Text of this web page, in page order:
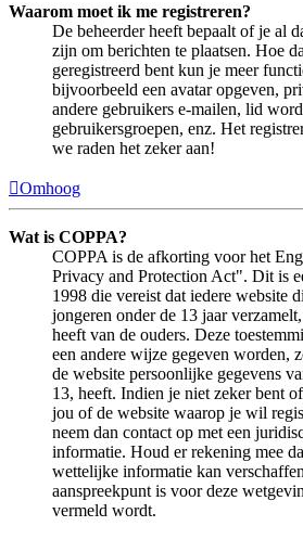
Waarom moet ik me registreren?
De beheerder heeft bepaalt of je al
zijn om berichten te plaatsen. Hoe
geregistreerd bent kun je meer
bijvoorbeeld een avatar opgeven,
andere gebruikers e-mailen, lid
gebruikersgroepen, enz. Het
we raden het zeker aan!
Omhoog
Wat is COPPA?
COPPA is de afkorting voor het
Privacy and Protection Act". Dit is
1998 die vereist dat iedere website
jongeren onder de 13 jaar
heeft van de ouders. Deze
een andere wijze gegeven worden,
de website persoonlijke gegevens
13, heeft. Indien je niet zeker bent
jou of de website waarop je wil
neem dan contact op met een
informatie. Houd er rekening mee
wettelijke informatie kan
aanspreekpunt is voor deze
vermeld wordt.